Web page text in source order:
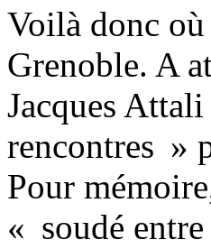
Voilà donc où
Grenoble. A
Jacques
rencontres »
Pour
« soudé